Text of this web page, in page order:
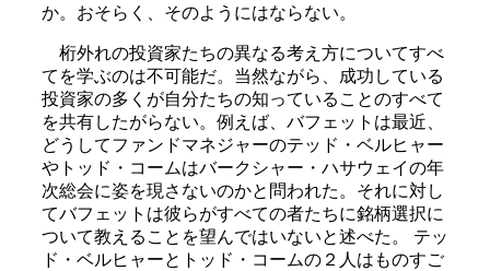
か。おそらく、そのようにはならない。
桁外れの投資家たちの異なる考え方についてすべ
てを学ぶのは不可能だ。当然ながら、成功している
投資家の多くが自分たちの知っていることのすべて
を共有したがらない。例えば、バフェットは最近、
どうしてファンドマネジャーのテッド・ベルヒャー
やトッド・コームはバークシャー・ハサウェイの年
次総会に姿を現さないのかと問われた。それに対し
てバフェットは彼らがすべての者たちに銘柄選択に
ついて教えることを望んではいないと述べた。 テッ
ド・ベルヒャーとトッド・コームの２人はものすご